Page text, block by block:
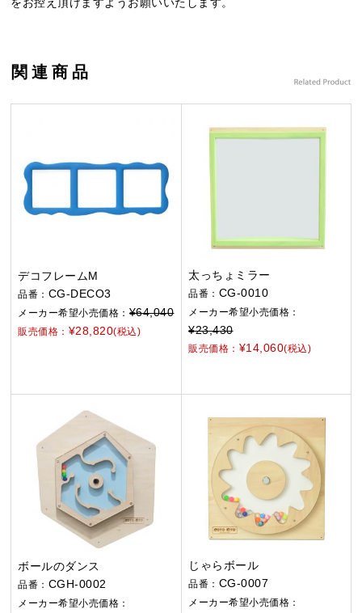
をお控え頂けますようお願いいたします。
関連商品
デコフレームM
品番： CG-DECO3
メーカー希望小売価格： ¥64,040
販売価格： ¥28,820(税込)
太っちょミラー
品番： CG-0010
メーカー希望小売価格：
¥23,430
販売価格： ¥14,060(税込)
ボールのダンス
品番： CGH-0002
メーカー希望小売価格：
じゃらボール
品番： CG-0007
メーカー希望小売価格：